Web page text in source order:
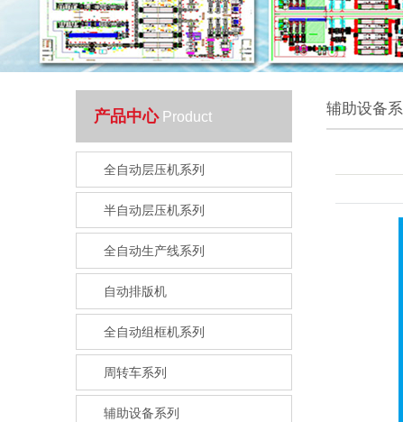
产品中心Product
全自动层压机系列
半自动层压机系列
全自动生产线系列
自动排版机
全自动组框机系列
周转车系列
辅助设备系列
辅助设备系